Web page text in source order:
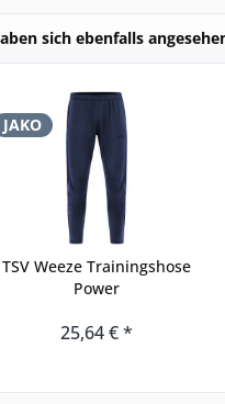
sich ebenfalls
JAKO
TSV Weeze Trainingshose
Power
25,64 € *